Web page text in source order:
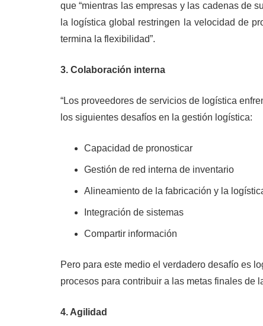
que “mientras las empresas y las cadenas de
la logística global restringen la velocidad de
termina la flexibilidad”.
3. Colaboración interna
“Los proveedores de servicios de logística
los siguientes desafíos en la gestión logística:
Capacidad de pronosticar
Gestión de red interna de inventario
Alineamiento de la fabricación y la
Integración de sistemas
Compartir información
Pero para este medio el verdadero desafío es
procesos para contribuir a las metas finales de
4. Agilidad